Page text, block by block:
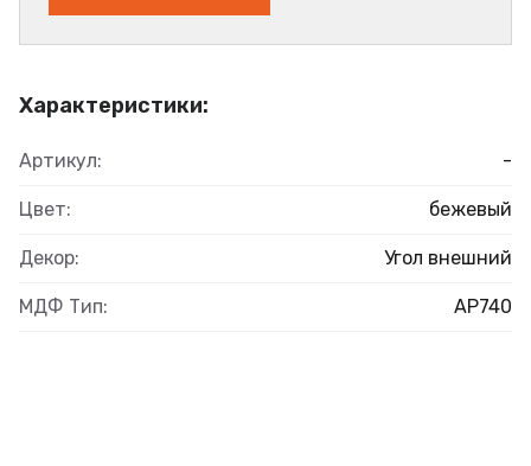
Характеристики:
Артикул: -
Цвет: бежевый
Декор: Угол внешний
МДФ Тип: AP740